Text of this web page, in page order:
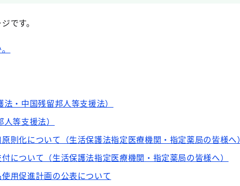
です。
・中国残留邦人等支援法）
等支援法）
則化について（生活保護法指定医療機関・指定薬局の皆様へ）
について（生活保護法指定医療機関・指定薬局の皆様へ）
用促進計画の公表について